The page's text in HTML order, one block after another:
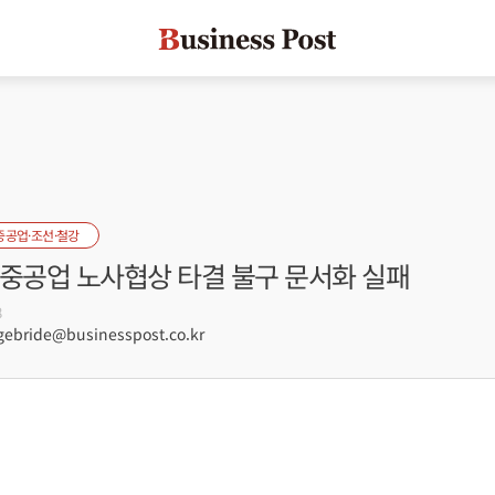
공업·조선·철강
공업 노사협상 타결 불구 문서화 실패